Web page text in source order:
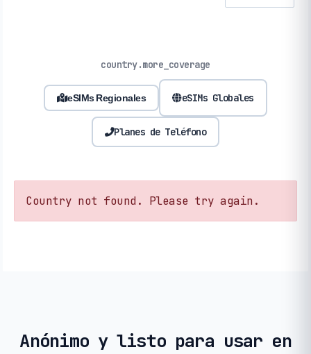
country.more_coverage
eSIMs Regionales eSIMs Globales
Planes de Teléfono
Country not found. Please try again.
Anónimo y listo para usar en